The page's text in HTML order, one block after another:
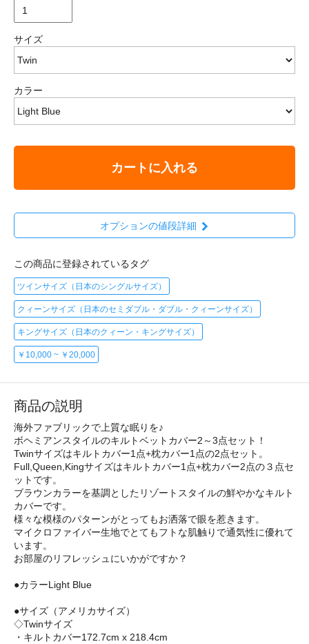
サイズ
カラー
カートに入れる
オプションの値段詳細
この商品に登録されているタグ
ツインサイズ（日本のシングルサイズ）
クィーンサイズ（日本のセミダブル・ダブル・クィーンサイズ）
キングサイズ（日本のクィーン・キングサイズ）
￥10,000 ~ ￥20,000
商品の説明
海外ファブリックで上質な眠りを♪
ボヘミアンスタイルのキルトベットカバー2～3点セット！
Twinサイズはキルトカバー1点+枕カバー1点の2点セット。
Full,Queen,Kingサイズはキルトカバー1点+枕カバー2点の３点セ
ットです。
ブラウンカラーを基調としたリゾートスタイルの鮮やかなキルト
カバーです。
様々な模様のパターンがとってもお洒落で眼を惹きます。
マイクロファイバー生地でとてもフトな肌触りで通気性に優れて
います。
お部屋のリフレッシュにいかがですか？
●カラーLight Blue
●サイズ（アメリカサイズ）
◇Twinサイズ
・キルトカバー172.7cm x 218.4cm